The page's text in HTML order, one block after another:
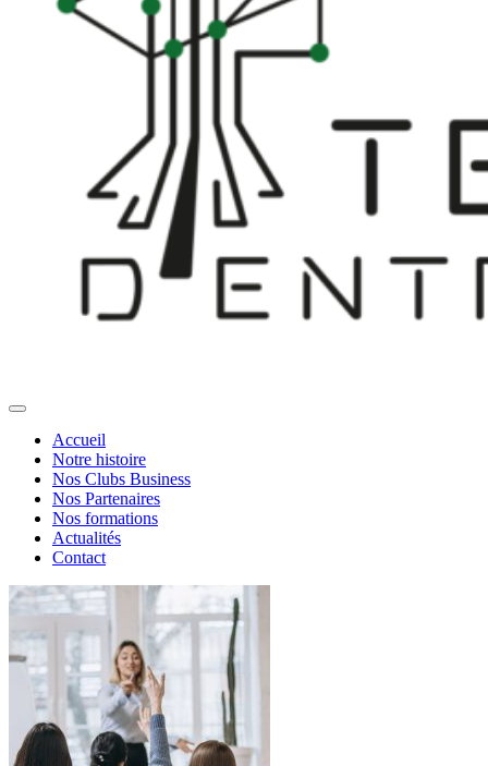
Accueil
Notre histoire
Nos Clubs Business
Nos Partenaires
Nos formations
Actualités
Contact